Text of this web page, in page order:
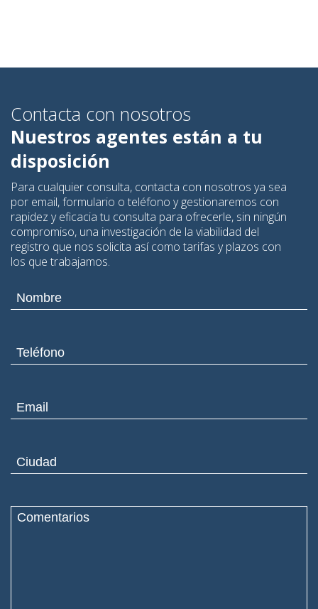
Contacta con nosotros
Nuestros agentes están a tu
disposición
Para cualquier consulta, contacta con nosotros ya sea
por email, formulario o teléfono y gestionaremos con
rapidez y eficacia tu consulta para ofrecerle, sin ningún
compromiso, una investigación de la viabilidad del
registro que nos solicita así como tarifas y plazos con
los que trabajamos.